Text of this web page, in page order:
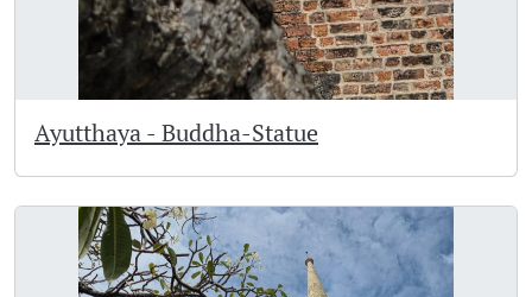
Ayutthaya - Buddha-Statue